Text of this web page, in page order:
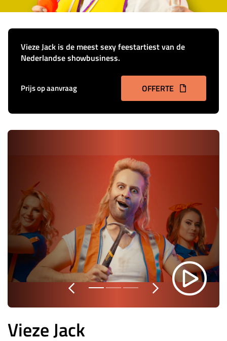
Vieze Jack is de meest sexy feestartiest van de
Nederlandse showbusiness.
Prijs op aanvraag OFFERTE
Vieze Jack